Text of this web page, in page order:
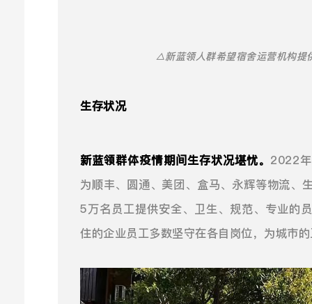
△新蓝领人群希望宿舍运营机构提
生存状况
新蓝领群体疫情期间生存状况堪忧。 2022
为顺丰、圆通、美团、盒马、永辉等物流、
5万名员工提供安全、卫生、规范、专业的
住的企业员工多数坚守在各自岗位，为城市